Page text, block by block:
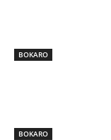
BOKARO
BOKARO